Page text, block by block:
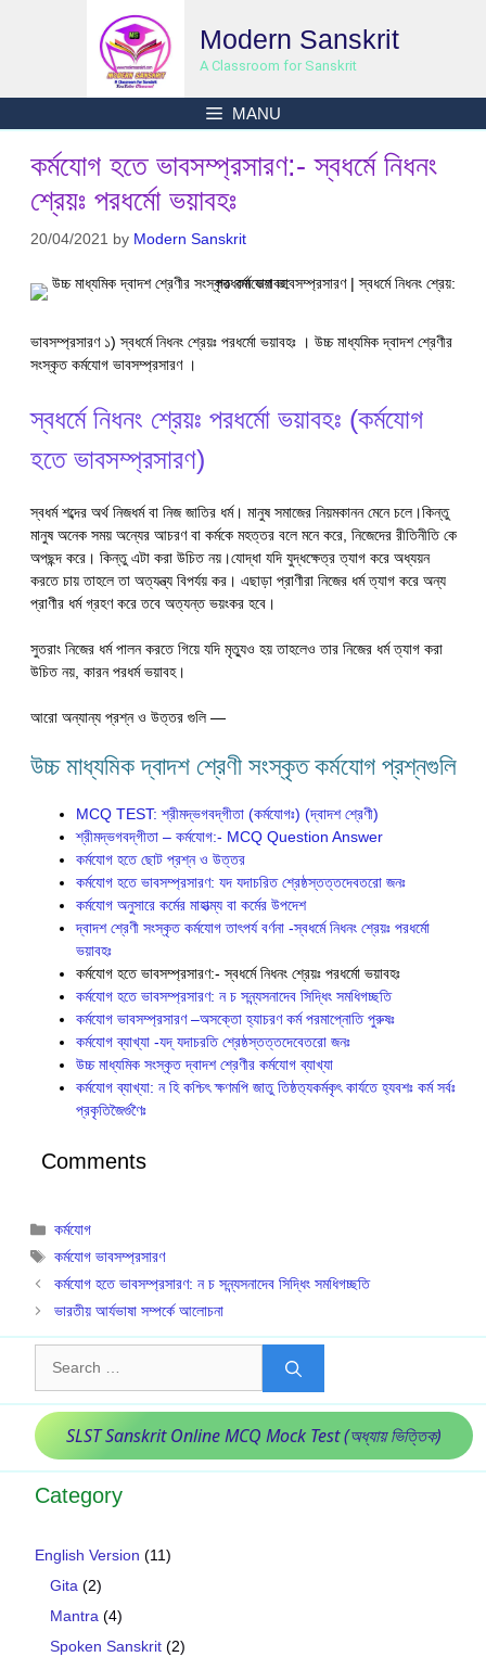
Modern Sanskrit
A Classroom for Sanskrit
MANU
কর্মযোগ হতে ভাবসম্প্রসারণ:- স্বধর্মে নিধনং
শ্রেয়ঃ পরধর্মো ভয়াবহঃ
20/04/2021 by Modern Sanskrit
ভাবসম্প্রসারণ ১) স্বধর্মে নিধনং শ্রেয়ঃ পরধর্মো ভয়াবহঃ । উচ্চ মাধ্যমিক দ্বাদশ শ্রেণীর
সংস্কৃত কর্মযোগ ভাবসম্প্রসারণ ।
স্বধর্মে নিধনং শ্রেয়ঃ পরধর্মো ভয়াবহঃ (কর্মযোগ
হতে ভাবসম্প্রসারণ)
স্বধর্ম শব্দের অর্থ নিজধর্ম বা নিজ জাতির ধর্ম। মানুষ সমাজের নিয়মকানন মেনে চলে।কিন্তু
মানুষ অনেক সময় অন্যের আচরণ বা কর্মকে মহত্তর বলে মনে করে, নিজেদের রীতিনীতি কে
অপছন্দ করে। কিন্তু এটা করা উচিত নয়।যােদ্ধা যদি যুদ্ধক্ষেত্র ত্যাগ করে অধ্যয়ন
করতে চায় তাহলে তা অত্যন্ত্য বিপর্যয় কর। এছাড়া প্রাণীরা নিজের ধর্ম ত্যাগ করে অন্য
প্রাণীর ধর্ম গ্রহণ করে তবে অত্যন্ত ভয়ংকর হবে।
সুতরাং নিজের ধর্ম পালন করতে গিয়ে যদি মৃত্যুও হয় তাহলেও তার নিজের ধর্ম ত্যাগ করা
উচিত নয়, কারন পরধর্ম ভয়াবহ।
আরো অন্যান্য প্রশ্ন ও উত্তর গুলি —
উচ্চ মাধ্যমিক দ্বাদশ শ্রেণী সংস্কৃত কর্মযোগ প্রশ্নগুলি
MCQ TEST: শ্রীমদ্‌ভগবদ্‌গীতা (কর্মযোগঃ) (দ্বাদশ শ্রেণী)
শ্রীমদ্‌ভগবদ্‌গীতা – কর্মযোগ:- MCQ Question Answer
কর্মযোগ হতে ছোট প্রশ্ন ও উত্তর
কর্মযোগ হতে ভাবসম্প্রসারণ: যদ যদাচরিত শ্রেষ্ঠস্তত্তদেবতরাে জনঃ
কর্মযােগ অনুসারে কর্মের মাহাত্ম্য বা কর্মের উপদেশ
দ্বাদশ শ্রেণী সংস্কৃত কর্মযোগ তাৎপর্য বর্ণনা -স্বধর্মে নিধনং শ্রেয়ঃ পরধর্মো
ভয়াবহঃ
কর্মযোগ হতে ভাবসম্প্রসারণ:- স্বধর্মে নিধনং শ্রেয়ঃ পরধর্মো ভয়াবহঃ
কর্মযোগ হতে ভাবসম্প্রসারণ: ন চ সন্ন্যসনাদেব সিদ্ধিং সমধিগচ্ছতি
কর্মযোগ ভাবসম্প্রসারণ –অসক্তো হ্যাচরণ কর্ম পরমাপ্নোতি পুরুষঃ
কর্মযোগ ব্যাখ্যা -যদ্ যদাচরতি শ্রেষ্ঠস্তত্তদেবেতরাে জনঃ
উচ্চ মাধ্যমিক সংস্কৃত দ্বাদশ শ্রেণীর কর্মযোগ ব্যাখ্যা
কর্মযোগ ব্যাখ্যা: ন হি কশ্চিৎ ক্ষণমপি জাতু তিষ্ঠত‍্যকর্মকৃৎ কার্যতে হ‍্যবশঃ কর্ম সর্বঃ
প্রকৃতিজৈর্গুণৈঃ
Comments
Categories
কর্মযোগ
Tags
কর্মযোগ ভাবসম্প্রসারণ
কর্মযোগ হতে ভাবসম্প্রসারণ: ন চ সন্ন্যসনাদেব সিদ্ধিং সমধিগচ্ছতি
ভারতীয় আর্যভাষা সম্পর্কে আলোচনা
for:
SLST Sanskrit Online MCQ Mock Test (অধ্যায় ভিত্তিক)
Category
English Version (11)
Gita (2)
Mantra (4)
Spoken Sanskrit (2)